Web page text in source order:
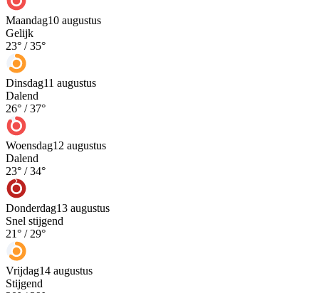
Maandag10 augustus
Gelijk
23° /35°
Dinsdag11 augustus
Dalend
26° /37°
Woensdag12 augustus
Dalend
23° /34°
Donderdag13 augustus
Snel stijgend
21° / 29°
Vrijdag14 augustus
Stijgend